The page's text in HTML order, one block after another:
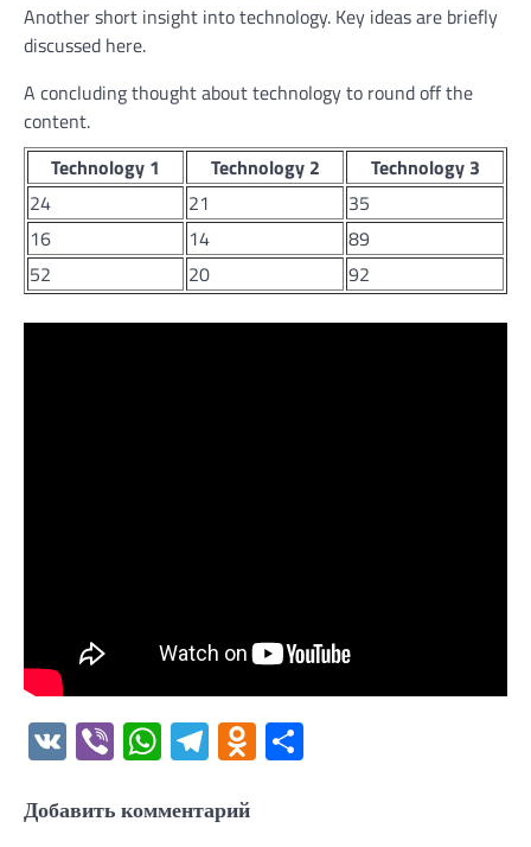
Another short insight into technology. Key ideas are briefly
discussed here.
A concluding thought about technology to round off the
content.
Technology 1
Technology 2
Technology 3
24
21
35
16
14
89
52
20 92
VK ViberWhatsApp
Telegram
Odnoklassniki
Добавить комментарий